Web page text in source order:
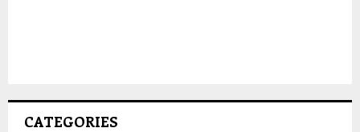
CATEGORIES